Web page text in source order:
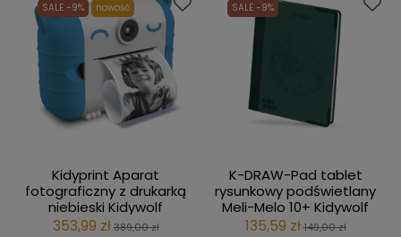
Kidyprint Aparat
fotograficzny z drukarką
niebieski Kidywolf
353,99 zł389,00 zł
SALE -9% nowość
K-DRAW-Pad tablet
rysunkowy podświetlany
Meli-Melo 10+ Kidywolf
135,59 zł149,00 zł
SALE -9%